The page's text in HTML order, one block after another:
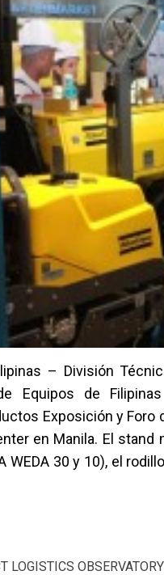
– División
Equipos de
Exposición y Foro
en Manila. El stand
WEDA 30 y 10), el
LOGISTICS